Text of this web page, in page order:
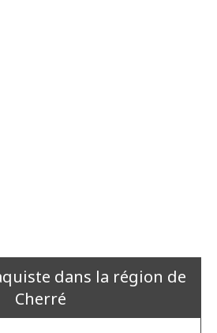
dans la région de
Cherré